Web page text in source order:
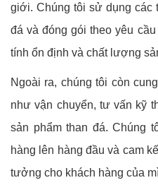
giới. Chúng tôi sử dụng các
đá và đóng gói theo yêu
tính ổn định và chất lượng
Ngoài ra, chúng tôi còn
như vận chuyển, tư vấn kỹ
sản phẩm than đá. Chúng
hàng lên hàng đầu và cam
tưởng cho khách hàng của